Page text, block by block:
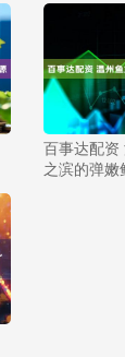
百事达配资
之滨的弹嫩